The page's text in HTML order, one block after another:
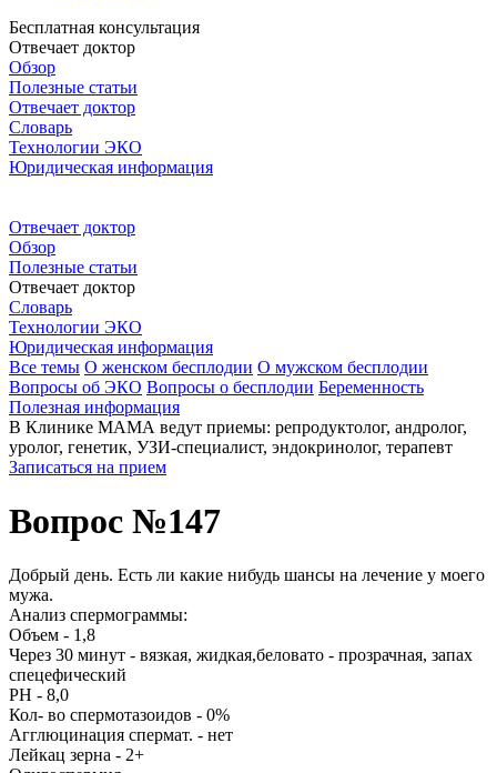
Бесплатная консультация
Отвечает доктор
Обзор
Полезные статьи
Отвечает доктор
Словарь
Технологии ЭКО
Юридическая информация
Отвечает доктор
Обзор
Полезные статьи
Отвечает доктор
Словарь
Технологии ЭКО
Юридическая информация
Все темы О женском бесплодии О мужском бесплодии
Вопросы об ЭКО Вопросы о бесплодии Беременность
Полезная информация
В Клинике МАМА ведут приемы: репродуктолог, андролог,
уролог, генетик, УЗИ-специалист, эндокринолог, терапевт
Записаться на прием
Вопрос №147
Добрый день. Есть ли какие нибудь шансы на лечение у моего
мужа.
Анализ спермограммы:
Объем - 1,8
Через 30 минут - вязкая, жидкая,беловато - прозрачная, запах
спецефический
РН - 8,0
Кол- во спермотазоидов - 0%
Агглюцинация спермат. - нет
Лейкац зерна - 2+